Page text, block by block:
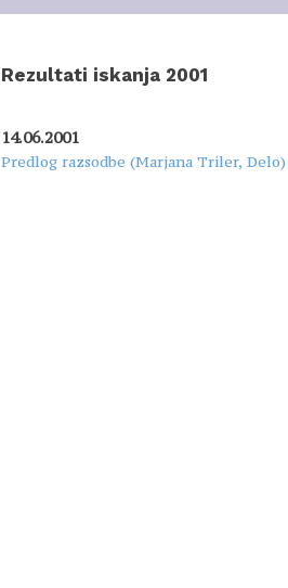
Rezultati iskanja 2001
14.06.2001
Predlog razsodbe (Marjana Triler, Delo)